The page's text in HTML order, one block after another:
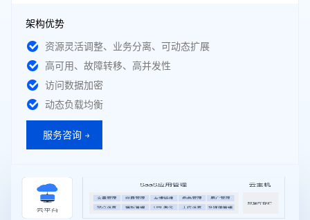
架构优势
资源灵活调整、业务分离、可动态扩展
高可用、故障转移、高并发性
访问数据加密
动态负载均衡
服务咨询 →